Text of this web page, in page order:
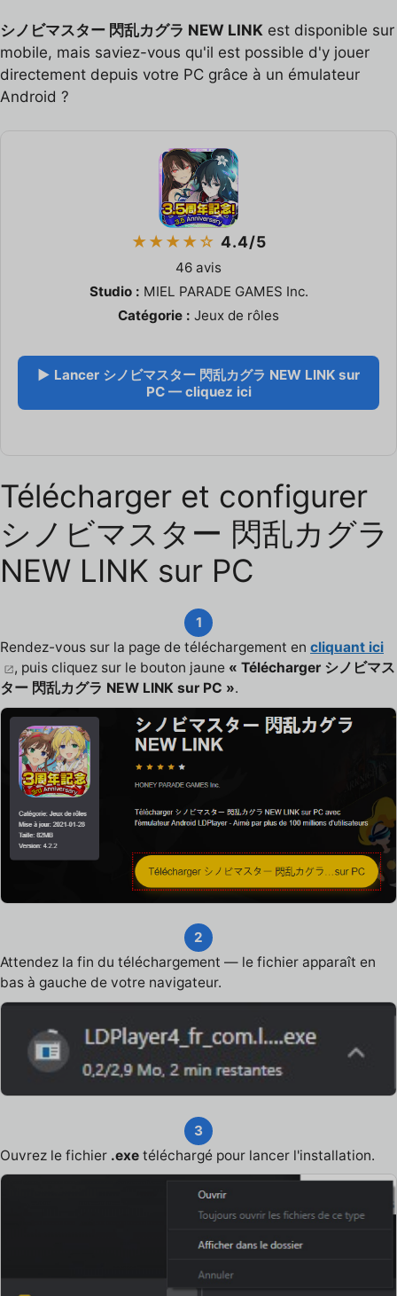
シノビマスター 閃乱カグラ NEW LINK est disponible sur
mobile, mais saviez-vous qu'il est possible d'y jouer
directement depuis votre PC grâce à un émulateur
Android ?
★★★★☆ 4.4/5
46 avis
Studio : MIEL PARADE GAMES Inc.
Catégorie : Jeux de rôles
▶ Lancer シノビマスター 閃乱カグラ NEW LINK sur
PC — cliquez ici
Télécharger et configurer
シノビマスター 閃乱カグラ
NEW LINK sur PC
1
Rendez-vous sur la page de téléchargement en cliquant ici
, puis cliquez sur le bouton jaune « Télécharger シノビマス
ター 閃乱カグラ NEW LINK sur PC ».
2
Attendez la fin du téléchargement — le fichier apparaît en
bas à gauche de votre navigateur.
3
Ouvrez le fichier .exe téléchargé pour lancer l'installation.